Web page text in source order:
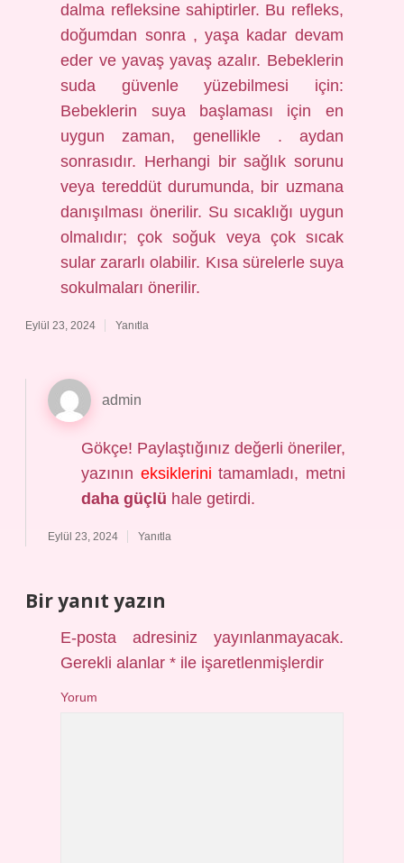
dalma refleksine sahiptirler. Bu refleks,
doğumdan sonra , yaşa kadar devam
eder ve yavaş yavaş azalır. Bebeklerin
suda güvenle yüzebilmesi için:
Bebeklerin suya başlaması için en
uygun zaman, genellikle . aydan
sonrasıdır. Herhangi bir sağlık sorunu
veya tereddüt durumunda, bir uzmana
danışılması önerilir. Su sıcaklığı uygun
olmalıdır; çok soğuk veya çok sıcak
sular zararlı olabilir. Kısa sürelerle suya
sokulmaları önerilir.
Eylül 23, 2024 Yanıtla
admin
Gökçe! Paylaştığınız değerli öneriler,
yazının eksiklerini tamamladı, metni
daha güçlü hale getirdi.
Eylül 23, 2024 Yanıtla
Bir yanıt yazın
E-posta adresiniz yayınlanmayacak.
Gerekli alanlar* ile işaretlenmişlerdir
Yorum